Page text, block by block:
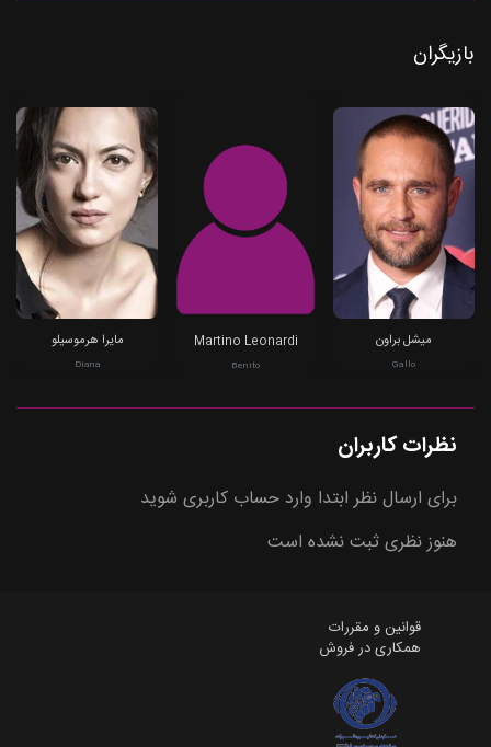
بازیگران
میشل براون
Gallo
Martino Leonardi
Benito
مایرا هرموسیلو
Diana
نظرات کاربران
برای ارسال نظر ابتدا وارد حساب کاربری شوید
هنوز نظری ثبت نشده است
قوانین و مقررات
همکاری در فروش